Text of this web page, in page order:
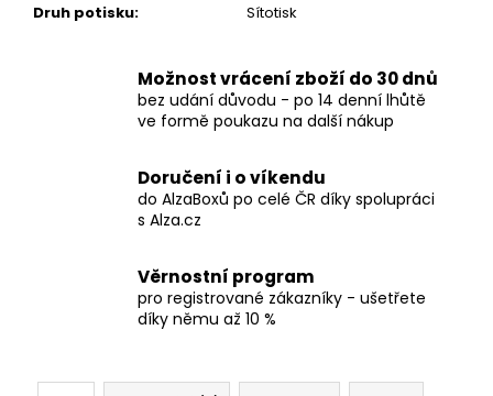
Druh potisku: Sítotisk
Možnost vrácení zboží do 30 dnů
bez udání důvodu - po 14 denní lhůtě
ve formě poukazu na další nákup
Doručení i o víkendu
do AlzaBoxů po celé ČR díky spolupráci
s Alza.cz
Věrnostní program
pro registrované zákazníky - ušetřete
díky němu až 10 %